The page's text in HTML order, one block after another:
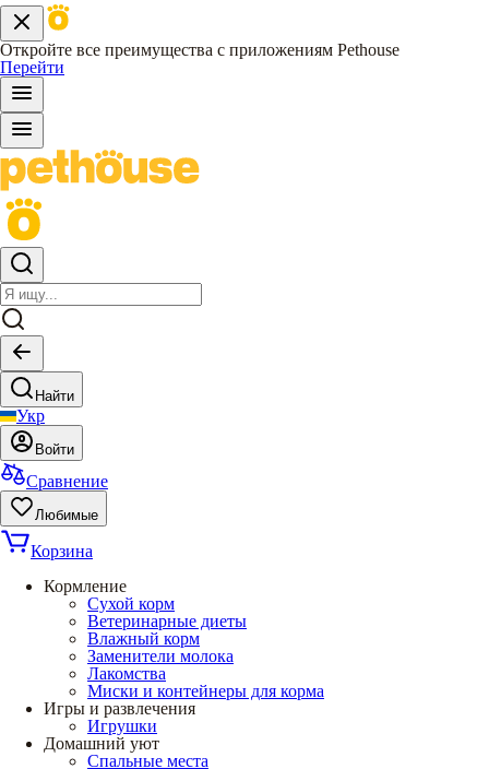
Откройте все преимущества с приложениям Pethouse
Перейти
Найти
Укр
Войти
Сравнение
Любимые
Корзина
Кормление
Сухой корм
Ветеринарные диеты
Влажный корм
Заменители молока
Лакомства
Миски и контейнеры для корма
Игры и развлечения
Игрушки
Домашний уют
Спальные места